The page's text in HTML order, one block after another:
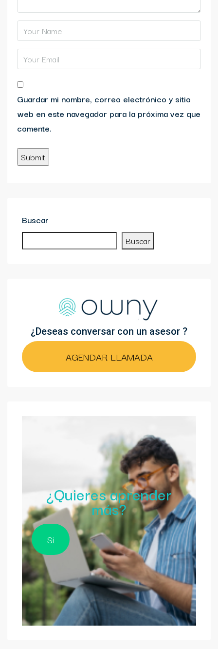
Guardar mi nombre, correo electrónico y sitio
web en este navegador para la próxima vez que
comente.
Buscar
Buscar
¿Deseas conversar con un asesor ?
AGENDAR LLAMADA
¿Quieres aprender
más?
Si